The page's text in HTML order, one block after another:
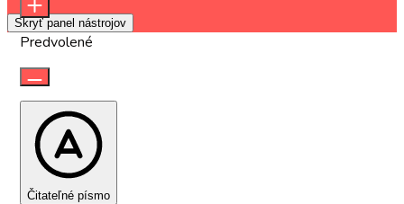
Skryť panel nástrojov
Predvolené
Čitateľné písmo